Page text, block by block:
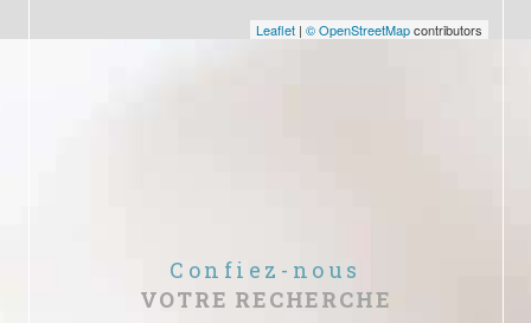
Leaflet | © OpenStreetMapcontributors
Confiez-nous
VOTRE RECHERCHE